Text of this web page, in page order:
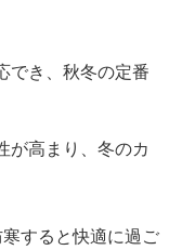
でき、秋冬の定番
が高まり、冬のカ
すると快適に過ご